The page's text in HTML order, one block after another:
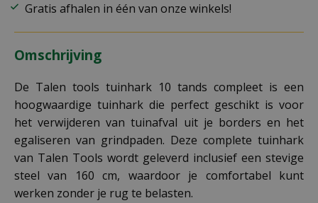
Gratis afhalen in één van onze winkels!
Omschrijving
De Talen tools tuinhark 10 tands compleet is een
hoogwaardige tuinhark die perfect geschikt is voor
het verwijderen van tuinafval uit je borders en het
egaliseren van grindpaden. Deze complete tuinhark
van Talen Tools wordt geleverd inclusief een stevige
steel van 160 cm, waardoor je comfortabel kunt
werken zonder je rug te belasten.